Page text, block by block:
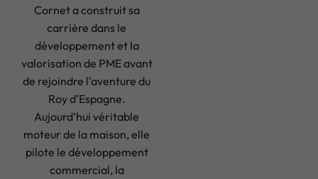
Cornet a construit sa
carrière dans le
développement et la
valorisation de PME avant
de rejoindre l’aventure du
Roy d’Espagne.
Aujourd’hui véritable
moteur de la maison, elle
pilote le développement
commercial, la